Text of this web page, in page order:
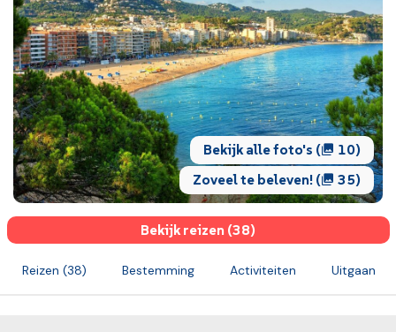
Bekijk alle foto's (
10)
Zoveel te beleven! (
35)
Reizen (38) Bestemming Activiteiten Uitgaan
Bekijk reizen (38)